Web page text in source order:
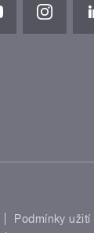
Podmínky užití